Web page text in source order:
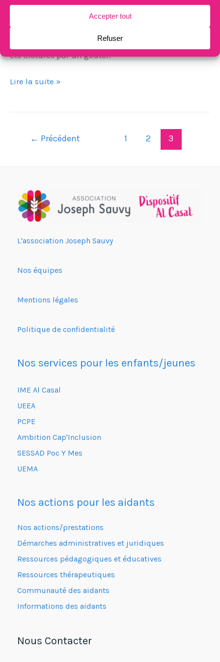
participé à ces rencontres durant lesquelles les
professionnels ont présenté le programme des
activités de l’année. Ces moments conviviaux ont
été clôturés par un goûter.
Lire la suite »
← Précédent 1 2 3
L'association Joseph Sauvy
Nos équipes
Mentions légales
Politique de confidentialité
Nos services pour les enfants/jeunes
IME Al Casal
UEEA
PCPE
Ambition Cap'Inclusion
SESSAD Poc Y Mes
UEMA
Nos actions pour les aidants
Nos actions/prestations
Démarches administratives et juridiques
Ressources pédagogiques et éducatives
Ressources thérapeutiques
Communauté des aidants
Informations des aidants
Nous Contacter